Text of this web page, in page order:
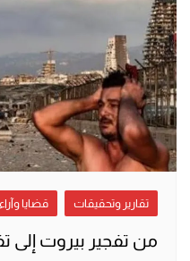
تقارير وتحقيقات قضايا وآراء
من تفجير بيروت إلى